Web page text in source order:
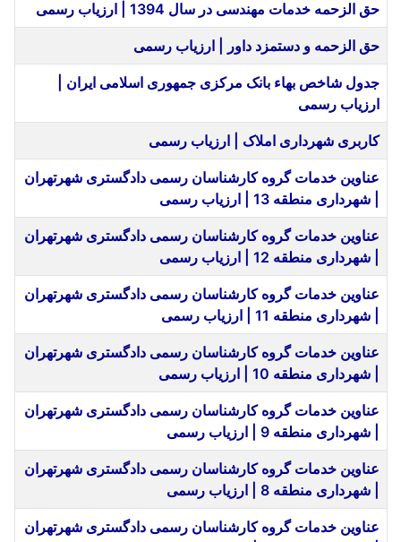
حق الزحمه خدمات مهندسی در سال 1394 | ارزیاب رسمی
حق الزحمه و دستمزد داور | ارزیاب رسمی
جدول شاخص بهاء بانک مرکزی جمهوری اسلامی ایران |
ارزیاب رسمی
کاربری شهرداری املاک | ارزیاب رسمی
عناوین خدمات گروه کارشناسان رسمی دادگستری شهرتهران
| شهرداری منطقه 13 | ارزیاب رسمی
عناوین خدمات گروه کارشناسان رسمی دادگستری شهرتهران
| شهرداری منطقه 12 | ارزیاب رسمی
عناوین خدمات گروه کارشناسان رسمی دادگستری شهرتهران
| شهرداری منطقه 11 | ارزیاب رسمی
عناوین خدمات گروه کارشناسان رسمی دادگستری شهرتهران
| شهرداری منطقه 10 | ارزیاب رسمی
عناوین خدمات گروه کارشناسان رسمی دادگستری شهرتهران
| شهرداری منطقه 9 | ارزیاب رسمی
عناوین خدمات گروه کارشناسان رسمی دادگستری شهرتهران
| شهرداری منطقه 8 | ارزیاب رسمی
عناوین خدمات گروه کارشناسان رسمی دادگستری شهرتهران